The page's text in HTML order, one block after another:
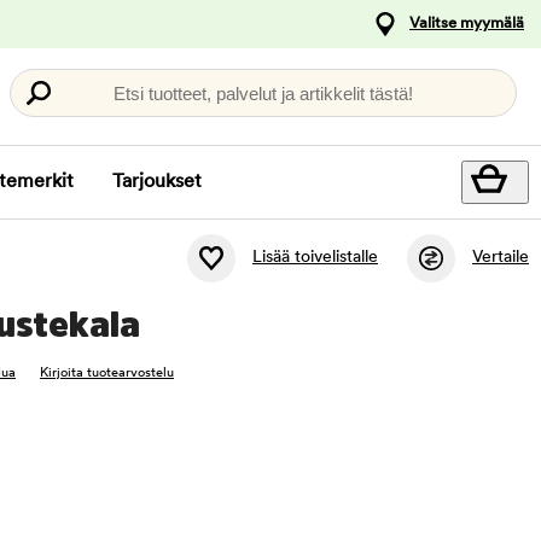
Valitse myymälä
Etsi tuotteet, palvelut ja artikkelit tästä!
Tarjoukset
Lisää toivelistalle Vertaile
Kirjoita tuotearvostelu